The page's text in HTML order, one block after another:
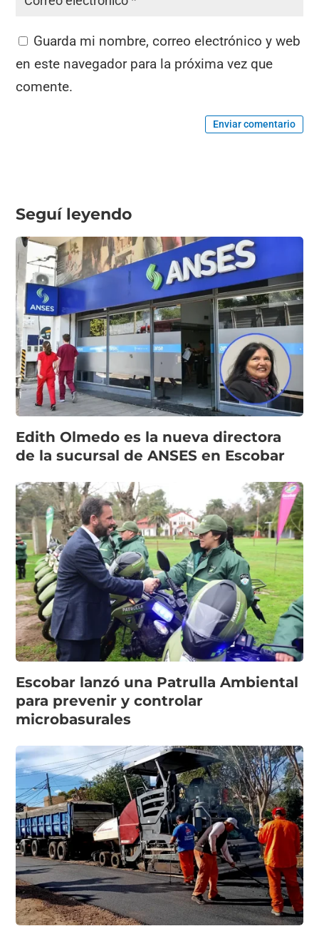
Guarda mi nombre, correo electrónico y web
en este navegador para la próxima vez que
comente.
Enviar comentario
Seguí leyendo
Edith Olmedo es la nueva directora
de la sucursal de ANSES en Escobar
Escobar lanzó una Patrulla Ambiental
para prevenir y controlar
microbasurales